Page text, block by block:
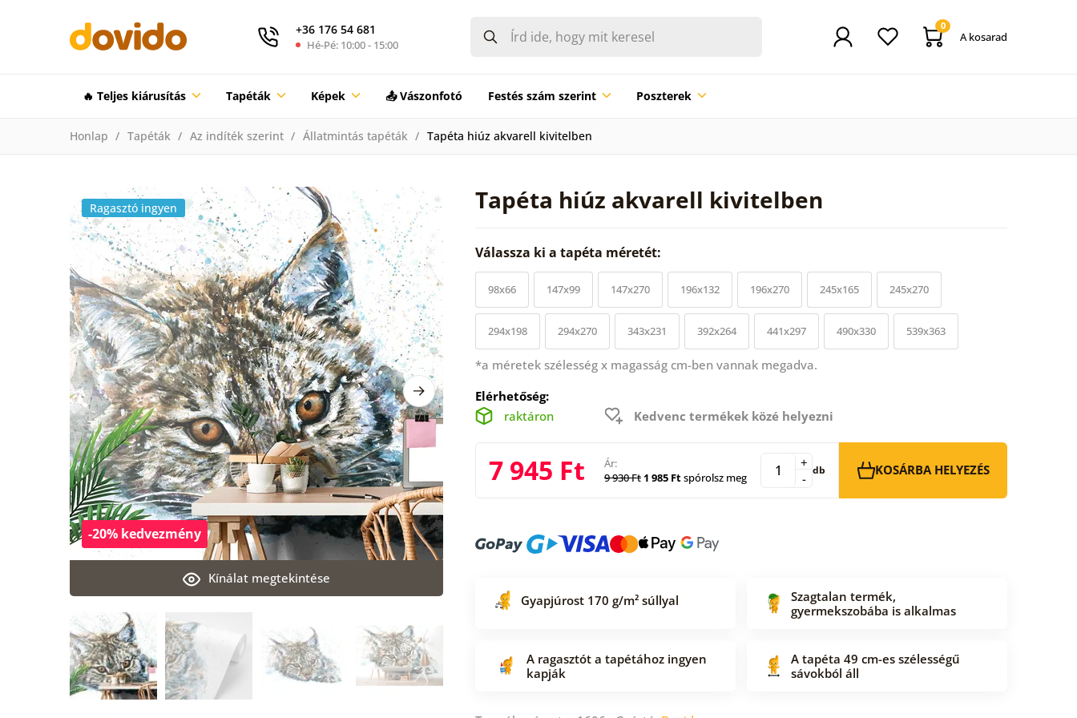
+36 176 54 681
Hé-Pé: 10:00 - 15:00
0
A kosarad
🔥 Teljes kiárusítás Tapéták Képek 📤 Vászonfotó Festés szám szerint Poszterek
Honlap Tapéták Az indíték szerint Állatmintás tapéták Tapéta hiúz akvarell kivitelben
Tapéta hiúz akvarell kivitelben
Kínálat megtekintése
-20% kedvezmény
Ragasztó ingyen
Válassza ki a tapéta méretét:
98x66 147x99 147x270 196x132 196x270 245x165 245x270
294x198 294x270 343x231 392x264 441x297 490x330 539x363
*a méretek szélesség x magasság cm-ben vannak megadva.
Elérhetőség:
raktáron
Kedvenc termékek közé helyezni
7 945 Ft
Ár:
9 930 Ft 1 985 Ftspórolsz meg -
+ db KOSÁRBA HELYEZÉS
Gyapjúrost 170 g/m² súllyal
Szagtalan termék,
gyermekszobába is alkalmas
A ragasztót a tapétához ingyen
kapják
A tapéta 49 cm-es szélességű
sávokból áll